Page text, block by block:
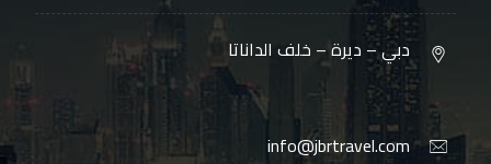
دبي – ديرة – خلف الداناتا
info@jbrtravel.com